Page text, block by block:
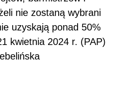
nie zostaną wybrani
uzyskają ponad 50%
kwietnia 2024 r. (PAP)